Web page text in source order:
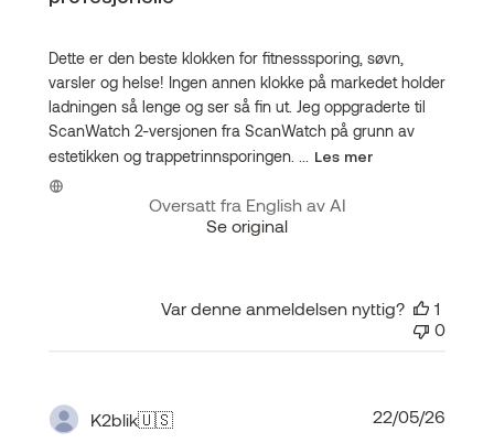
Dette er den beste klokken for fitnesssporing, søvn,
varsler og helse! Ingen annen klokke på markedet holder
ladningen så lenge og ser så fin ut. Jeg oppgraderte til
ScanWatch 2-versjonen fra ScanWatch på grunn av
estetikken og trappetrinnsporingen. ...
Les mer
Oversatt fra English av AI
Se original
Var denne anmeldelsen nyttig?
1
0
K2blik🇺🇸 22/05/26